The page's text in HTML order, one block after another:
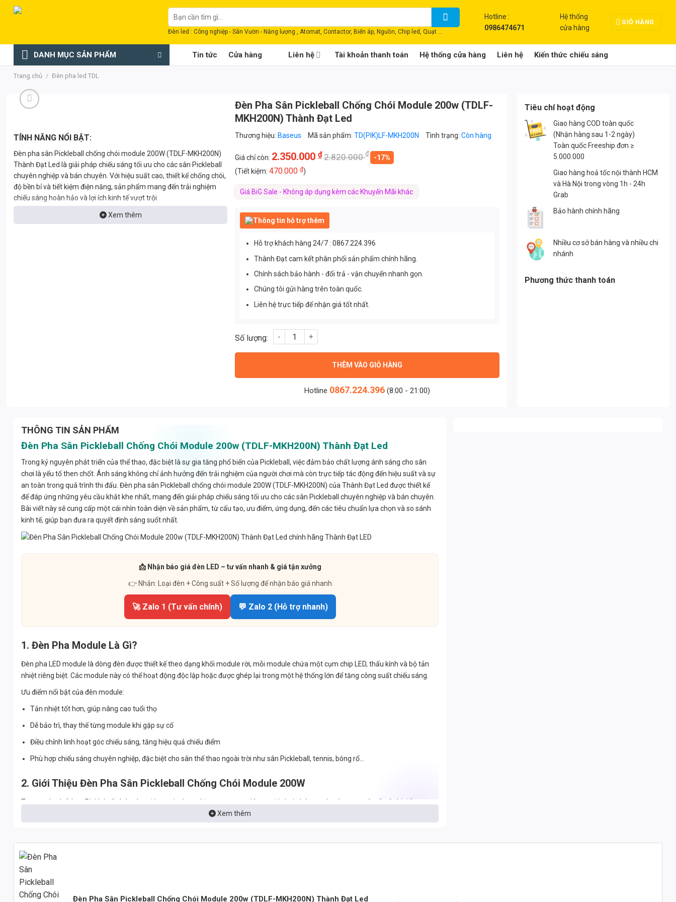
Chuyển
dung
Tìm
kiếm:
Đèn led : Công nghiệp - Sân Vườn - Năng lượng , Atomat, Contactor, Biến áp, Nguồn, Chip led, Quạt ...
Hotline :
0986474671
Hệ thống
cửa hàng
GIỎ HÀNG
DANH MỤC SẢN PHẨM Tin tức Cửa hàng Liên hệ Tài khoản thanh toán Hệ thống cửa hàng Liên hệ Kiến thức chiếu sáng
Trang chủ / Đèn pha led TDL
TÍNH NĂNG NỔI BẬT:
Đèn pha sân Pickleball chống chói module 200W (TDLF-MKH200N)
Thành Đạt Led là giải pháp chiếu sáng tối ưu cho các sân Pickleball
chuyên nghiệp và bán chuyên. Với hiệu suất cao, thiết kế chống chói,
độ bền bỉ và tiết kiệm điện năng, sản phẩm mang đến trải nghiệm
chiếu sáng hoàn hảo và lợi ích kinh tế vượt trội.
Xem thêm
Đèn Pha Sân Pickleball Chống Chói Module 200w (TDLF-
MKH200N) Thành Đạt Led
Thương hiệu: Baseus Mã sản phẩm: TD(PIK)LF-MKH200N Tình trạng: Còn hàng
Giá chỉ còn: 2.350.000 ₫2.820.000₫
-17%
(Tiết kiệm: 470.000 ₫)
Giá BiG Sale - Không áp dụng kèm các Khuyến Mãi khác
Thông tin hỗ trợ thêm
Hỗ trợ khách hàng 24/7 : 0867.224.396
Thành Đạt cam kết phân phối sản phẩm chính hãng.
Chính sách bảo hành - đổi trả - vận chuyển nhanh gọn.
Chúng tôi gửi hàng trên toàn quốc.
Liên hệ trực tiếp để nhận giá tốt nhất.
Đèn Pha Sân Pickleball Chống Chói Module 200w (TDLF-MKH200N) Thành Đạt Led số lượng
THÊM VÀO GIỎ HÀNG
Hotline 0867.224.396 (8:00 - 21:00)
Tiêu chí hoạt động
Giao hàng COD toàn quốc
(Nhận hàng sau 1-2 ngày)
Toàn quốc Freeship đơn ≥
5.000.000
Giao hàng hoả tốc nội thành HCM
và Hà Nội trong vòng 1h - 24h
Grab
Bảo hành chính hãng
Nhiều cơ sở bán hàng và nhiều chi
nhánh
Phương thức thanh toán
THÔNG TIN SẢN PHẨM
Đèn Pha Sân Pickleball Chống Chói Module 200w (TDLF-MKH200N) Thành Đạt Led
Trong kỷ nguyên phát triển của thể thao, đặc biệt là sự gia tăng phổ biến của Pickleball, việc đảm bảo chất lượng ánh sáng cho sân
chơi là yếu tố then chốt. Ánh sáng không chỉ ảnh hưởng đến trải nghiệm của người chơi mà còn trực tiếp tác động đến hiệu suất và sự
an toàn trong quá trình thi đấu. Đèn pha sân Pickleball chống chói module 200W (TDLF-MKH200N) của Thành Đạt Led được thiết kế
để đáp ứng những yêu cầu khắt khe nhất, mang đến giải pháp chiếu sáng tối ưu cho các sân Pickleball chuyên nghiệp và bán chuyên.
Bài viết này sẽ cung cấp một cái nhìn toàn diện về sản phẩm, từ cấu tạo, ưu điểm, ứng dụng, đến các tiêu chuẩn lựa chọn và so sánh
kinh tế, giúp bạn đưa ra quyết định sáng suốt nhất.
📩 Nhận báo giá đèn LED – tư vấn nhanh & giá tận xưởng
👉 Nhắn: Loại đèn + Công suất + Số lượng để nhận báo giá nhanh
🚀 Zalo 1 (Tư vấn chính) 💬 Zalo 2 (Hỗ trợ nhanh)
1. Đèn Pha Module Là Gì?
Đèn pha LED module là dòng đèn được thiết kế theo dạng khối module rời, mỗi module chứa một cụm chip LED, thấu kính và bộ tản
nhiệt riêng biệt. Các module này có thể hoạt động độc lập hoặc được ghép lại trong một hệ thống lớn để tăng công suất chiếu sáng.
Ưu điểm nổi bật của đèn module:
Tản nhiệt tốt hơn, giúp nâng cao tuổi thọ
Dễ bảo trì, thay thế từng module khi gặp sự cố
Điều chỉnh linh hoạt góc chiếu sáng, tăng hiệu quả chiếu điểm
Phù hợp chiếu sáng chuyên nghiệp, đặc biệt cho sân thể thao ngoài trời như sân Pickleball, tennis, bóng rổ…
2. Giới Thiệu Đèn Pha Sân Pickleball Chống Chói Module 200W
Trong môn thể thao Pickleball, ánh sáng đóng vai trò cực kỳ quan trọng, giúp người chơi phản xạ nhanh, quan sát tốt và thi đấu an
toàn. Sân thi đấu thường yêu cầu ánh sáng đều, mạnh, không chói và bền bỉ với điều kiện ngoài trời.
quang học tản sáng, công nghệ LED hiện đại và thân đèn chắc chắn – là lựa chọn lý tưởng cho chiếu sáng sân chơi chuyên nghiệp
hoặc bán chuyên.
3. Đặc Điểm Nổi Bật
💡 Hiệu suất chiếu sáng mạnh mẽ
Xem thêm
Đèn Pha Sân Pickleball Chống Chói Module 200w (TDLF-MKH200N) Thành Đạt Led